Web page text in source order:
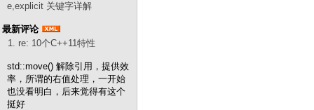
e,explicit 关键字详解
最新评论
1. re: 10个C++11特性
std::move() 解除引用，提供效
率，所谓的右值处理，一开始
也没看明白，后来觉得有这个
挺好